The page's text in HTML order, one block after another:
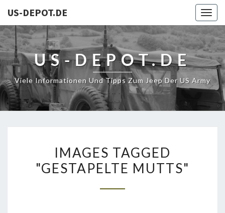
US-DEPOT.DE
US-DEPOT.DE
Viele Informationen Und Tipps Zum Jeep Der US Army
TAGGED
"GESTAPELTE
IMAGES TAGGED
"GESTAPELTE MUTTS"